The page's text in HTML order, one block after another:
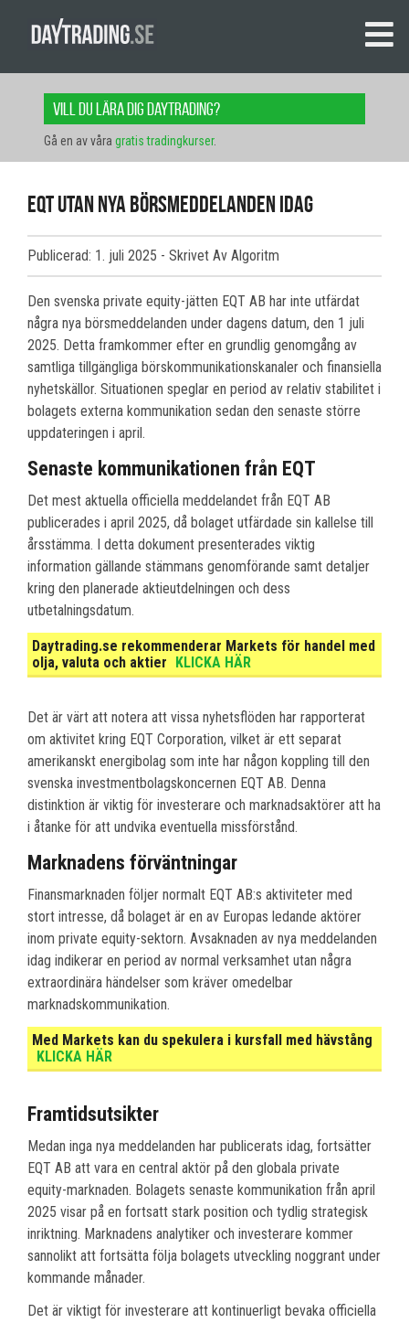
Vill du lära dig daytrading?
Gå en av våra gratis tradingkurser.
EQT utan nya börsmeddelanden idag
Publicerad: 1. juli 2025 - Skrivet Av Algoritm
Den svenska private equity-jätten EQT AB har inte utfärdat
några nya börsmeddelanden under dagens datum, den 1 juli
2025. Detta framkommer efter en grundlig genomgång av
samtliga tillgängliga börskommunikationskanaler och finansiella
nyhetskällor. Situationen speglar en period av relativ stabilitet i
bolagets externa kommunikation sedan den senaste större
uppdateringen i april.
Senaste kommunikationen från EQT
Det mest aktuella officiella meddelandet från EQT AB
publicerades i april 2025, då bolaget utfärdade sin kallelse till
årsstämma. I detta dokument presenterades viktig
information gällande stämmans genomförande samt detaljer
kring den planerade aktieutdelningen och dess
utbetalningsdatum.
Daytrading.se rekommenderar Markets för handel med
olja, valuta och aktier
KLICKA HÄR
Det är värt att notera att vissa nyhetsflöden har rapporterat
om aktivitet kring EQT Corporation, vilket är ett separat
amerikanskt energibolag som inte har någon koppling till den
svenska investmentbolagskoncernen EQT AB. Denna
distinktion är viktig för investerare och marknadsaktörer att ha
i åtanke för att undvika eventuella missförstånd.
Marknadens förväntningar
Finansmarknaden följer normalt EQT AB:s aktiviteter med
stort intresse, då bolaget är en av Europas ledande aktörer
inom private equity-sektorn. Avsaknaden av nya meddelanden
idag indikerar en period av normal verksamhet utan några
extraordinära händelser som kräver omedelbar
marknadskommunikation.
Med Markets kan du spekulera i kursfall med hävstång
KLICKA HÄR
Framtidsutsikter
Medan inga nya meddelanden har publicerats idag, fortsätter
EQT AB att vara en central aktör på den globala private
equity-marknaden. Bolagets senaste kommunikation från april
2025 visar på en fortsatt stark position och tydlig strategisk
inriktning. Marknadens analytiker och investerare kommer
sannolikt att fortsätta följa bolagets utveckling noggrant under
kommande månader.
Det är viktigt för investerare att kontinuerligt bevaka officiella